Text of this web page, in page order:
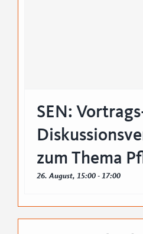
SEN:
zum Thema
26. August, 15:00 - 17:00